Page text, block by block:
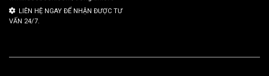
LIÊN HỆ NGAY ĐỂ NHẬN ĐƯỢC TƯ
VẤN 24/7.